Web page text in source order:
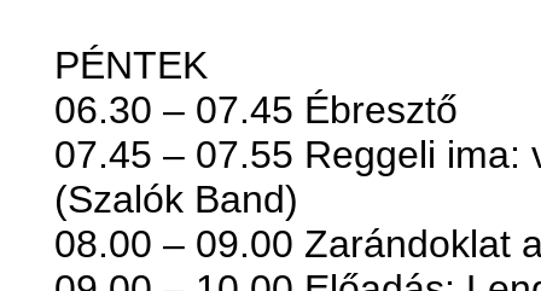
PÉNTEK
06.30 – 07.45 Ébresztő
07.45 – 07.55 Reggeli ima:
(Szalók Band)
08.00 – 09.00 Zarándoklat